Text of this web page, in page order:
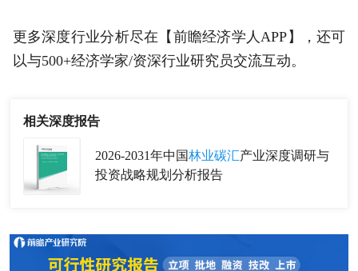
更多深度行业分析尽在【前瞻经济学人APP】，还可
以与500+经济学家/资深行业研究员交流互动。
相关深度报告
2026-2031年中国林业碳汇产业深度调研与
投资战略规划分析报告